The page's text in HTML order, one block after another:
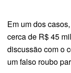
Em um dos
cerca de R$ 45
discussão com o
um falso roubo